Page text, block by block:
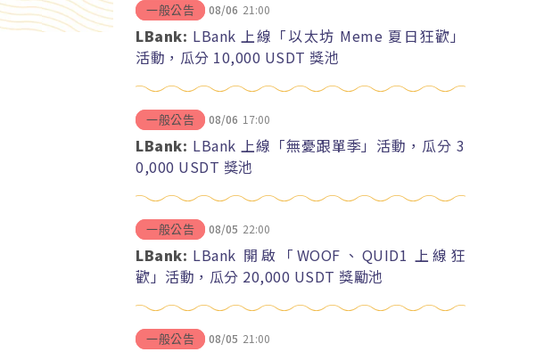
一般公告 08/06 21:00
LBank: LBank 上線「以太坊 Meme 夏日狂歡」
活動，瓜分 10,000 USDT 獎池
一般公告 08/06 17:00
LBank: LBank 上線「無憂跟單季」活動，瓜分 3
0,000 USDT 獎池
一般公告 08/05 22:00
LBank: LBank 開啟「WOOF、QUID1 上線狂
歡」活動，瓜分 20,000 USDT 獎勵池
一般公告 08/05 21:00